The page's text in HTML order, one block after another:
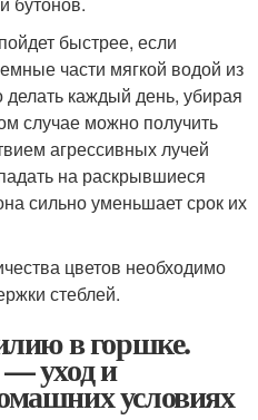
быстрее, если
части мягкой водой из
каждый день, убирая
случае можно получить
агрессивных лучей
на раскрывшиеся
сильно уменьшает срок их
цветов необходимо
стеблей.
в горшке.
уход и
условиях